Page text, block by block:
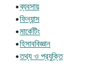
•ব্যবসায়
•ফিন্যান্স
•মার্কেটিং
•হিসাববিজ্ঞান
•তথ্য ও প্রযুক্তি